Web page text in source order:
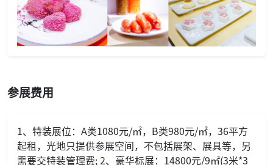
参展费用
1、特装展位：A类1080元/㎡，B类980元/㎡，36平方
起租，光地只提供参展空间，不包括展架、展具等，另
需要交特装管理费; 2、豪华标展：14800元/9㎡(3米*3